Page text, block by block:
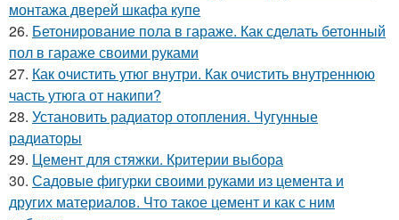
монтажа дверей шкафа купе
26. Бетонирование пола в гараже. Как сделать бетонный
пол в гараже своими руками
27. Как очистить утюг внутри. Как очистить внутреннюю
часть утюга от накипи?
28. Установить радиатор отопления. Чугунные
радиаторы
29. Цемент для стяжки. Критерии выбора
30. Садовые фигурки своими руками из цемента и
других материалов. Что такое цемент и как с ним